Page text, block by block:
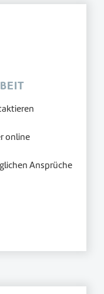
online
Ansprüche